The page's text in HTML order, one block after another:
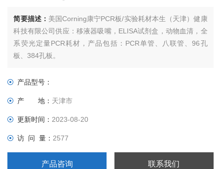
简要描述： 美国Corning康宁PCR板/实验耗材本生（天津）健康
科技有限公司供应：移液器吸嘴，ELISA试剂盒，动物血清，全
系荧光定量PCR耗材，产品包括：PCR单管、八联管、96孔
板、384孔板。
产品型号：
产 地： 天津市
更新时间：2023-08-20
访 问 量：2577
产品咨询 联系我们